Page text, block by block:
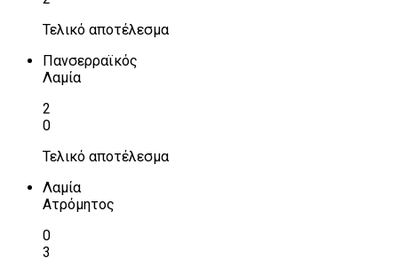
Τελικό αποτέλεσμα
Πανσερραϊκός
Λαμία
2
0
Τελικό αποτέλεσμα
Λαμία
Ατρόμητος
0
3